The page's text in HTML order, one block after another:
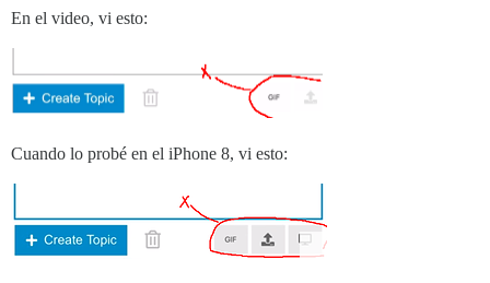
En el video, vi esto:
Cuando lo probé en el iPhone 8, vi esto: